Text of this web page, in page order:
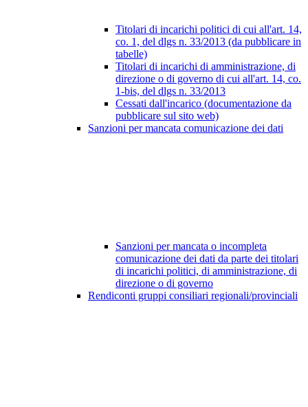
Titolari di incarichi politici di cui all'art. 14,
co. 1, del dlgs n. 33/2013 (da pubblicare in
tabelle)
Titolari di incarichi di amministrazione, di
direzione o di governo di cui all'art. 14, co.
1-bis, del dlgs n. 33/2013
Cessati dall'incarico (documentazione da
pubblicare sul sito web)
Sanzioni per mancata comunicazione dei dati
Sanzioni per mancata o incompleta
comunicazione dei dati da parte dei titolari
di incarichi politici, di amministrazione, di
direzione o di governo
Rendiconti gruppi consiliari regionali/provinciali